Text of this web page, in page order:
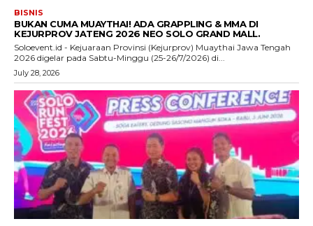
BISNIS
BUKAN CUMA MUAYTHAI! ADA GRAPPLING & MMA DI
KEJURPROV JATENG 2026 NEO SOLO GRAND MALL.
Soloevent.id - Kejuaraan Provinsi (Kejurprov) Muaythai Jawa Tengah
2026 digelar pada Sabtu-Minggu (25-26/7/2026) di...
July 28, 2026